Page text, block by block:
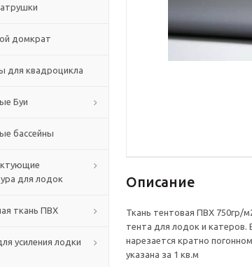
домкрат
для квадроцикла
Буи
бассейны
для лодок
ткань ПВХ
усиления лодки
Описание
Ткань тентовая ПВХ 750гр/
тента для лодок и
нарезается кратно
указана за 1 кв.м